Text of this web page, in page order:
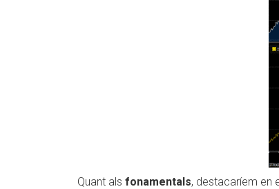
Quant als fonamentals, destacaríem en